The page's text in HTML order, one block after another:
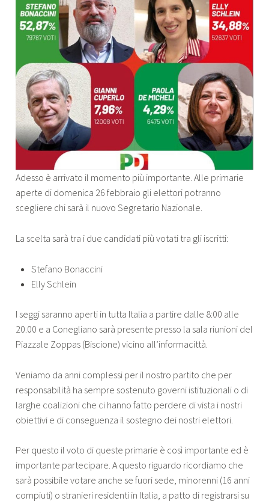
Adesso è arrivato il momento più importante. Alle primarie
aperte di domenica 26 febbraio gli elettori potranno
scegliere chi sarà il nuovo Segretario Nazionale.
La scelta sarà tra i due candidati più votati tra gli iscritti:
Stefano Bonaccini
Elly Schlein
I seggi saranno aperti in tutta Italia a partire dalle 8:00 alle
20.00 e a Conegliano sarà presente presso la sala riunioni del
Piazzale Zoppas (Biscione) vicino all’informacittà.
Veniamo da anni complessi per il nostro partito che per
responsabilità ha sempre sostenuto governi istituzionali o di
larghe coalizioni che ci hanno fatto perdere di vista i nostri
obiettivi e di conseguenza il sostegno dei nostri elettori.
Per questo il voto di queste primarie è così importante ed è
importante partecipare. A questo riguardo ricordiamo che
sarà possibile votare anche se fuori sede, minorenni (16 anni
compiuti) o stranieri residenti in Italia, a patto di registrarsi su